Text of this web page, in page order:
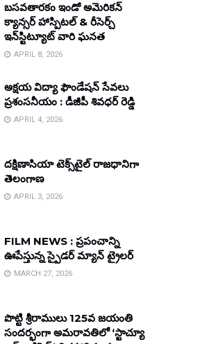
బసవతారకం ఇండో అమెరికన్
క్యాన్సర్ హాస్పిటల్ & రీసెర్చ్
ఇన్‌స్టిట్యూట్ వారి ఘనత
APRIL 8, 2026
అక్షయ విద్యా ఫౌండేషన్ సేవలు
ప్రశంసనీయం : డీజీపీ శివధర్ రెడ్డి
APRIL 4, 2026
దక్షిణాసియా టెక్స్‌టైల్ రాజధానిగా
తెలంగాణ
APRIL 3, 2026
FILM NEWS : ప్రపంచాన్ని
ఊపేస్తున్న స్పైడర్ మ్యాన్ ట్రైలర్
MARCH 27, 2026
పొట్టి శ్రీరాములు 125వ జయంతి
సందర్భంగా అమరావతిలో ‘స్టాచ్యూ